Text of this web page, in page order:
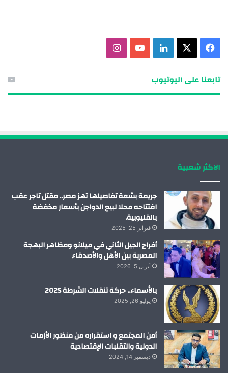
م
تابعنا على اليوتيوب
الاكثر شعبية
جريمة بشعة تفاصيلها تهز مصر.. مقتل تاجر عقب
افتتاحه محلا لبيع الدواجن بأسعار مخفضة
بالقليوبية.
فبراير 25, 2025
أفراح الجيل الثاني في ميلانو ومظاهر البهجة
المصرية بين الأهل والأصدقاء
أبريل 5, 2026
بالأسماء.. حركة تنقلات الشرطة 2025
يوليو 26, 2025
أمن المجتمع و استقراره من منظور الأزمات
الدولية والتقلبات الإقتصادية
ديسمبر 14, 2024